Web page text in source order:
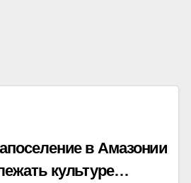
в Амазонии
культуре